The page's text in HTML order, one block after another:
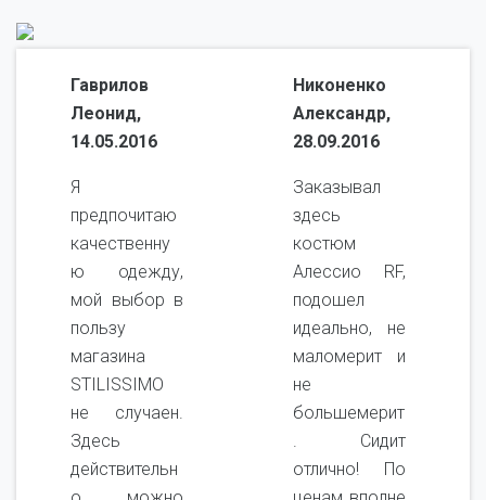
Гаврилов
Леонид,
14.05.2016
Я
предпочитаю
качественну
ю одежду,
мой выбор в
пользу
магазина
STILISSIMO
не случаен.
Здесь
действительн
Никоненко
Александр,
28.09.2016
Заказывал
здесь
костюм
Алессио RF,
подошел
идеально, не
маломерит и
не
большемерит
. Сидит
отлично! По